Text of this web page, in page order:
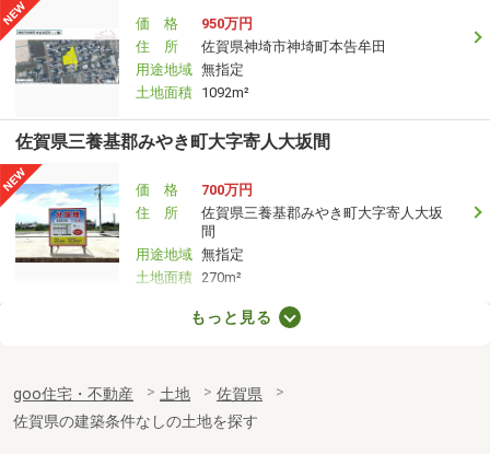
価 格
950万円
住 所
佐賀県神埼市神埼町本告牟田
用途地域 無指定
土地面積 1092m²
佐賀県三養基郡みやき町大字寄人大坂間
価 格
700万円
住 所
佐賀県三養基郡みやき町大字寄人大坂
間
用途地域 無指定
土地面積 270m²
住 所
佐賀県佐賀市兵庫南１
用途地域 １種中高
もっと見る
goo住宅・不動産 土地
佐賀県
佐賀県の建築条件なしの土地を探す